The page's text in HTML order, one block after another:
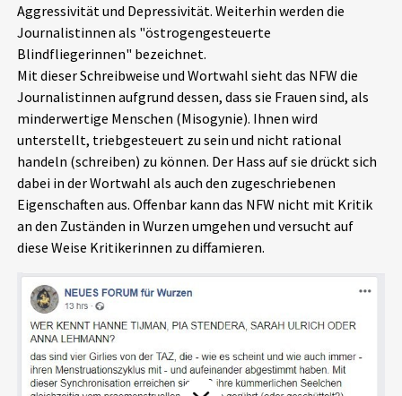
Aktuelles
Alle Beiträge
Veranstaltungen
Pressemitteilungen
Podcasts
Über uns
Projektbeschreibung
Kontakt
Unterstützer_innen
Spenden
Aggressivität und Depressivität. Weiterhin werden die
Journalistinnen als "östrogengesteuerte
Blindfliegerinnen" bezeichnet.
Mit dieser Schreibweise und Wortwahl sieht das NFW die
Journalistinnen aufgrund dessen, dass sie Frauen sind, als
minderwertige Menschen (Misogynie). Ihnen wird
unterstellt, triebgesteuert zu sein und nicht rational
handeln (schreiben) zu können. Der Hass auf sie drückt sich
dabei in der Wortwahl als auch den zugeschriebenen
Eigenschaften aus. Offenbar kann das NFW nicht mit Kritik
an den Zuständen in Wurzen umgehen und versucht auf
diese Weise Kritikerinnen zu diffamieren.